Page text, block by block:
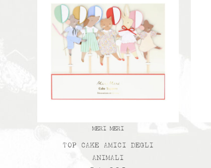
MERI MERI
TOP CAKE AMICI DEGLI
ANIMALI